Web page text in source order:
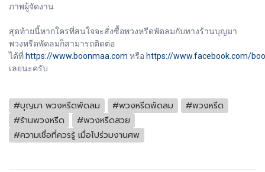
ภาพผู้จัดงาน
สุดท้ายนี้หากใครที่สนใจจะสั่งซื้อพวงหรีดพัดลมกับทางร้านบุญมา
พวงหรีดพัดลมก็สามารถติดต่อ
ได้ที่ https://www.boonmaa.com หรือ https://www.facebook.com/
เลยนะครับ
#บุญมา พวงหรีดพัดลม #พวงหรีดพัดลม
#พวงหรีด
#ร้านพวงหรีด
#พวงหรีดสวย
#ความเชื่อที่ควรรู้ เมื่อไปร่วมงานศพ